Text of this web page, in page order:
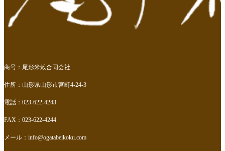
商号：尾形米穀合同会社
住所：山形県山形市宮町4-24-3
電話：023-622-4243
FAX：023-622-4244
メール： info@ogatabeikoku.com